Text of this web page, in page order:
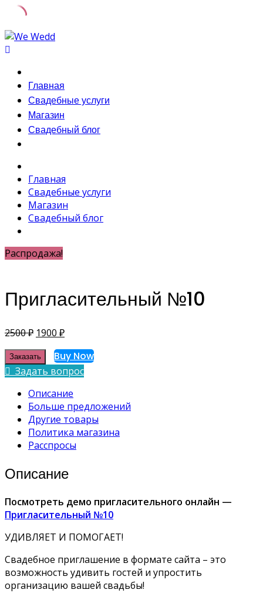
Skip
to
Главная
Свадебные услуги
Магазин
Свадебный блог
Главная
Свадебные услуги
Магазин
Свадебный блог
Распродажа!
Пригласительный №10
2500₽ Первоначальная
составляла
2500 ₽.
1900 ₽Текущая
1900 ₽.
Заказать Buy Now
Задать вопрос
Описание
Больше предложений
Другие товары
Политика магазина
Расспросы
Описание
Посмотреть демо пригласительного онлайн —
Пригласительный №10
УДИВЛЯЕТ И ПОМОГАЕТ!
Свадебное приглашение в формате сайта – это
возможность удивить гостей и упростить
организацию вашей свадьбы!